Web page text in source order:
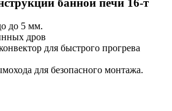
до 5 мм.
дров
для быстрого прогрева
для безопасного монтажа.